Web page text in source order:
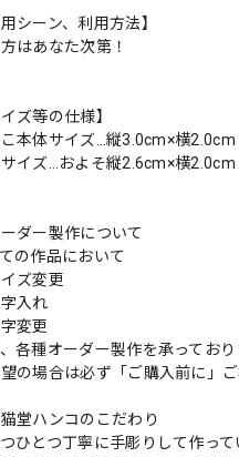
用シーン、利用方法】
はあなた次第！
イズ等の仕様】
本体サイズ…縦3.0cm×横2.0cm
イズ…およそ縦2.6cm×横2.0cm
ダー製作について
の作品において
ズ変更
入れ
変更
各種オーダー製作を承っており
の場合は必ず「ご購入前に」ご
堂ハンコのこだわり
ひとつ丁寧に手彫りして作って